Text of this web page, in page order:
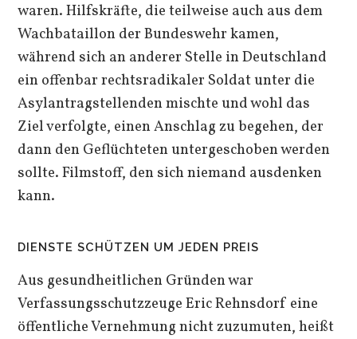
waren. Hilfskräfte, die teilweise auch aus dem
Wachbataillon der Bundeswehr kamen,
während sich an anderer Stelle in Deutschland
ein offenbar rechtsradikaler Soldat unter die
Asylantragstellenden mischte und wohl das
Ziel verfolgte, einen Anschlag zu begehen, der
dann den Geflüchteten untergeschoben werden
sollte. Filmstoff, den sich niemand ausdenken
kann.
DIENSTE SCHÜTZEN UM JEDEN PREIS
Aus gesundheitlichen Gründen war
Verfassungsschutzzeuge Eric Rehnsdorf eine
öffentliche Vernehmung nicht zuzumuten, heißt